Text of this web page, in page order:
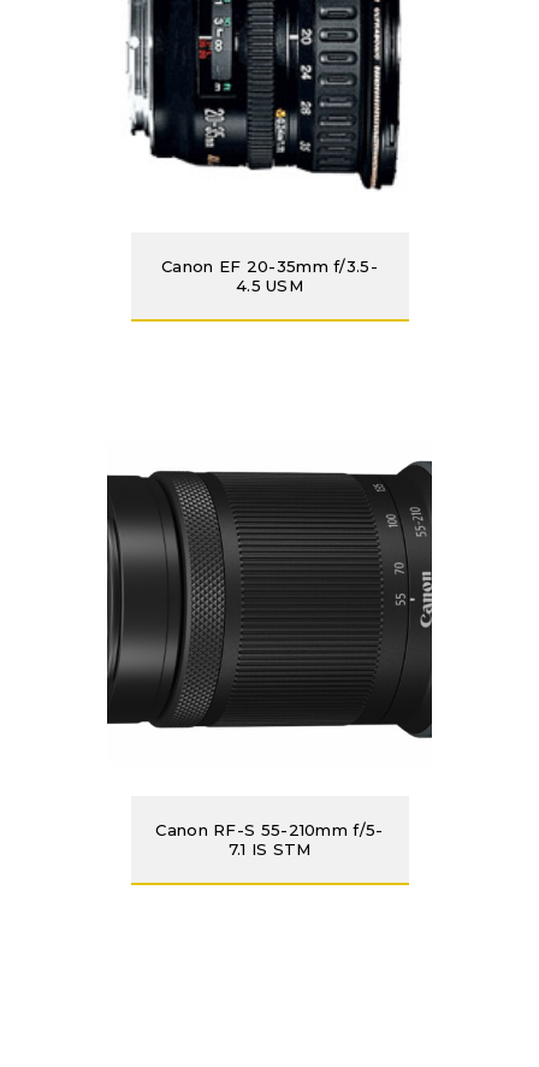
Canon EF 20-35mm f/3.5-
4.5 USM
Canon RF-S 55-210mm f/5-
7.1 IS STM